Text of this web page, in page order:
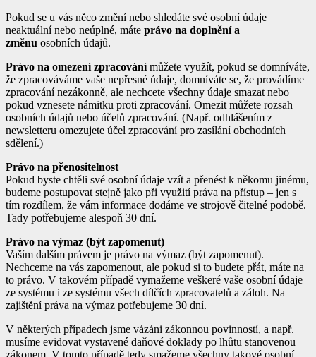
Pokud se u vás něco změní nebo shledáte své osobní údaje
neaktuální nebo neúplné, máte právo na doplnění a
změnu osobních údajů.
Právo na omezení zpracovánímůžete využít, pokud se domníváte,
že zpracováváme vaše nepřesné údaje, domníváte se, že provádíme
zpracování nezákonně, ale nechcete všechny údaje smazat nebo
pokud vznesete námitku proti zpracování. Omezit můžete rozsah
osobních údajů nebo účelů zpracování. (Např. odhlášením z
newsletteru omezujete účel zpracování pro zasílání obchodních
sdělení.)
Právo na přenositelnost
Pokud byste chtěli své osobní údaje vzít a přenést k někomu jinému,
budeme postupovat stejně jako při využití práva na přístup – jen s
tím rozdílem, že vám informace dodáme ve strojově čitelné podobě.
Tady potřebujeme alespoň 30 dní.
Právo na výmaz (být zapomenut)
Vaším dalším právem je právo na výmaz (být zapomenut).
Nechceme na vás zapomenout, ale pokud si to budete přát, máte na
to právo. V takovém případě vymažeme veškeré vaše osobní údaje
ze systému i ze systému všech dílčích zpracovatelů a záloh. Na
zajištění práva na výmaz potřebujeme 30 dní.
V některých případech jsme vázáni zákonnou povinností, a např.
musíme evidovat vystavené daňové doklady po lhůtu stanovenou
zákonem. V tomto případě tedy smažeme všechny takové osobní